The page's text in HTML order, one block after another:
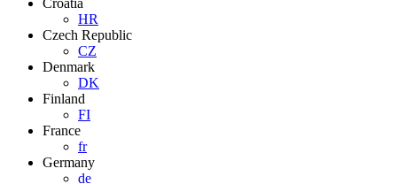
Croatia
HR
Czech Republic
CZ
Denmark
DK
Finland
FI
France
fr
Germany
de